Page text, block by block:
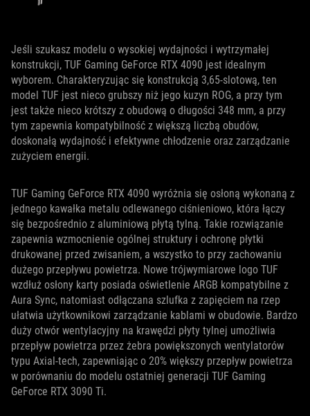
Jeśli szukasz modelu o wysokiej wydajności i wytrzymałej
konstrukcji, TUF Gaming GeForce RTX 4090 jest idealnym
wyborem. Charakteryzując się konstrukcją 3,65-slotową, ten
model TUF jest nieco grubszy niż jego kuzyn ROG, a przy tym
jest także nieco krótszy z obudową o długości 348 mm, a przy
tym zapewnia kompatybilność z większą liczbą obudów,
doskonałą wydajność i efektywne chłodzenie oraz zarządzanie
zużyciem energii.
TUF Gaming GeForce RTX 4090 wyróżnia się osłoną wykonaną z
jednego kawałka metalu odlewanego ciśnieniowo, która łączy
się bezpośrednio z aluminiową płytą tylną. Takie rozwiązanie
zapewnia wzmocnienie ogólnej struktury i ochronę płytki
drukowanej przed zwisaniem, a wszystko to przy zachowaniu
dużego przepływu powietrza. Nowe trójwymiarowe logo TUF
wzdłuż osłony karty posiada oświetlenie ARGB kompatybilne z
Aura Sync, natomiast odłączana szlufka z zapięciem na rzep
ułatwia użytkownikowi zarządzanie kablami w obudowie. Bardzo
duży otwór wentylacyjny na krawędzi płyty tylnej umożliwia
przepływ powietrza przez żebra powiększonych wentylatorów
typu Axial-tech, zapewniając o 20% większy przepływ powietrza
w porównaniu do modelu ostatniej generacji TUF Gaming
GeForce RTX 3090 Ti.